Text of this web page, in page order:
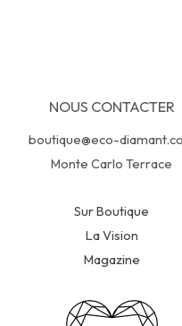
NOUS CONTACTER
boutique@eco-
Monte Carlo Terrace
Sur Boutique
La Vision
Magazine